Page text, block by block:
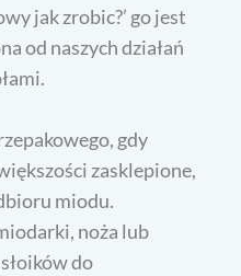
jak zrobic?’ go jest
od naszych działań
gdy
zasklepione,
miodu.
noża lub
do